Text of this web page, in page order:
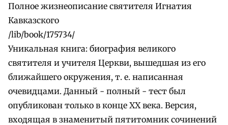
Полное жизнеописание святителя Игнатия
Кавказского
/lib/book/175734/
Уникальная книга: биография великого
святителя и учителя Церкви, вышедшая из его
ближайшего окружения, т. е. написанная
очевидцами. Данный - полный - тест был
опубликован только в конце XX века. Версия,
входящая в знаменитый пятитомник сочинений